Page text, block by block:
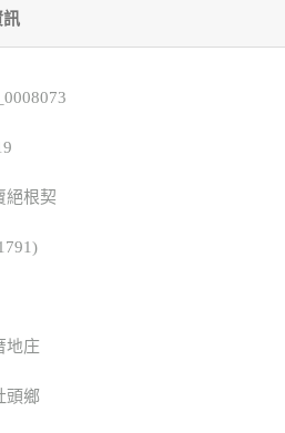
訊
絕根契
地庄
頭鄉